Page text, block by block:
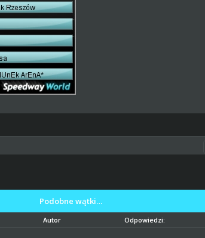
Podobne wątki…
Autor Odpowiedzi: